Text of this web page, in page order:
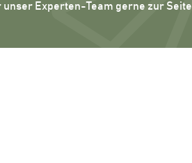
Experten-Team gerne zur Seite